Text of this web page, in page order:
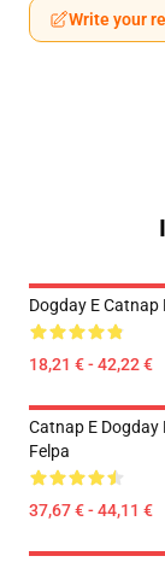
Write your
Dogday E Catnap
18,21 € - 42,22 €
Catnap E Dogday
Felpa
37,67 € - 44,11 €